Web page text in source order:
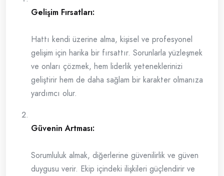
Gelişim Fırsatları:
Hattı kendi üzerine alma, kişisel ve profesyonel
gelişim için harika bir fırsattır. Sorunlarla yüzleşmek
ve onları çözmek, hem liderlik yeteneklerinizi
geliştirir hem de daha sağlam bir karakter olmanıza
yardımcı olur.
Güvenin Artması:
Sorumluluk almak, diğerlerine güvenilirlik ve güven
duygusu verir. Ekip içindeki ilişkileri güçlendirir ve